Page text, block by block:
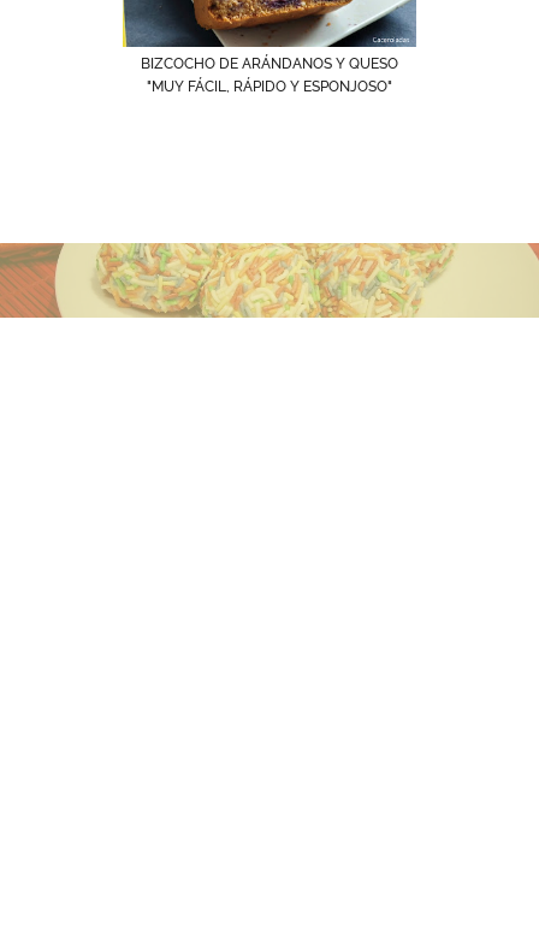
BIZCOCHO DE ARÁNDANOS Y QUESO
"MUY FÁCIL, RÁPIDO Y ESPONJOSO"